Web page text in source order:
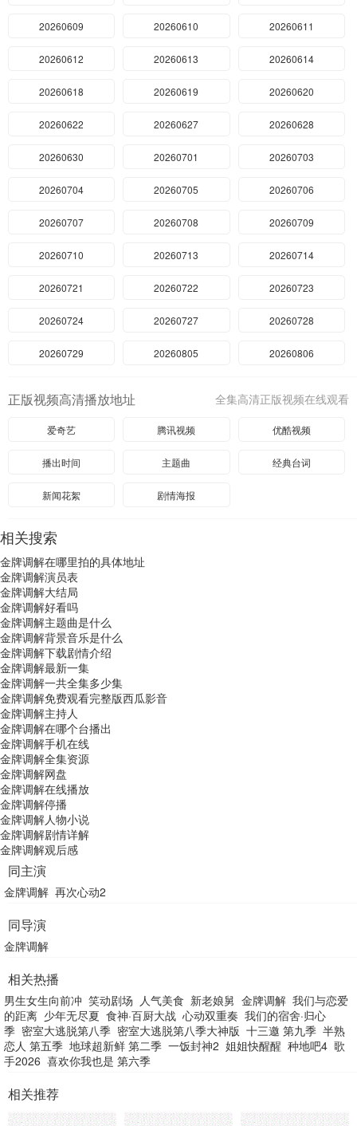
20260609 20260610 20260611
20260612 20260613 20260614
20260618 20260619 20260620
20260622 20260627 20260628
20260630 20260701 20260703
20260704 20260705 20260706
20260707 20260708 20260709
20260710 20260713 20260714
20260721 20260722 20260723
20260724 20260727 20260728
20260729 20260805 20260806
全集高清正版视频在线观看
正版视频高清播放地址
爱奇艺 腾讯视频 优酷视频
播出时间 主题曲 经典台词
新闻花絮 剧情海报
相关搜索
金牌调解在哪里拍的具体地址
金牌调解演员表
金牌调解大结局
金牌调解好看吗
金牌调解主题曲是什么
金牌调解背景音乐是什么
金牌调解下载剧情介绍
金牌调解最新一集
金牌调解一共全集多少集
金牌调解免费观看完整版西瓜影音
金牌调解主持人
金牌调解在哪个台播出
金牌调解手机在线
金牌调解全集资源
金牌调解网盘
金牌调解在线播放
金牌调解停播
金牌调解人物小说
金牌调解剧情详解
金牌调解观后感
同主演
金牌调解 再次心动2
同导演
金牌调解
相关热播
男生女生向前冲 笑动剧场 人气美食 新老娘舅 金牌调解 我们与恋爱
的距离 少年无尽夏 食神·百厨大战 心动双重奏 我们的宿舍·归心
季 密室大逃脱第八季 密室大逃脱第八季大神版 十三邀 第九季 半熟
恋人 第五季 地球超新鲜 第二季 一饭封神2 姐姐快醒醒 种地吧4 歌
手2026 喜欢你我也是 第六季
相关推荐